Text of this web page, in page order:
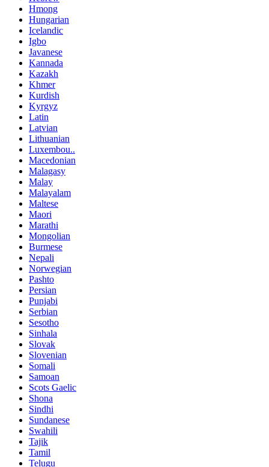
Hmong
Hungarian
Icelandic
Igbo
Javanese
Kannada
Kazakh
Khmer
Kurdish
Kyrgyz
Latin
Latvian
Lithuanian
Luxembou..
Macedonian
Malagasy
Malay
Malayalam
Maltese
Maori
Marathi
Mongolian
Burmese
Nepali
Norwegian
Pashto
Persian
Punjabi
Serbian
Sesotho
Sinhala
Slovak
Slovenian
Somali
Samoan
Scots Gaelic
Shona
Sindhi
Sundanese
Swahili
Tajik
Tamil
Telugu